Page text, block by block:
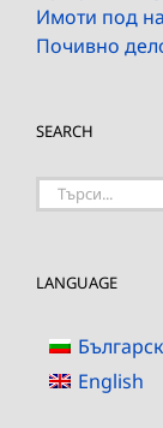
Имоти под
Почивно
SEARCH
Търсене
LANGUAGE
English